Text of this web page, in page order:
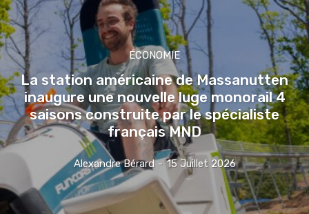
ÉCONOMIE
La station américaine de Massanutten
inaugure une nouvelle luge monorail 4
saisons construite par le spécialiste
français MND
Alexandre Bérard - 15 Juillet 2026